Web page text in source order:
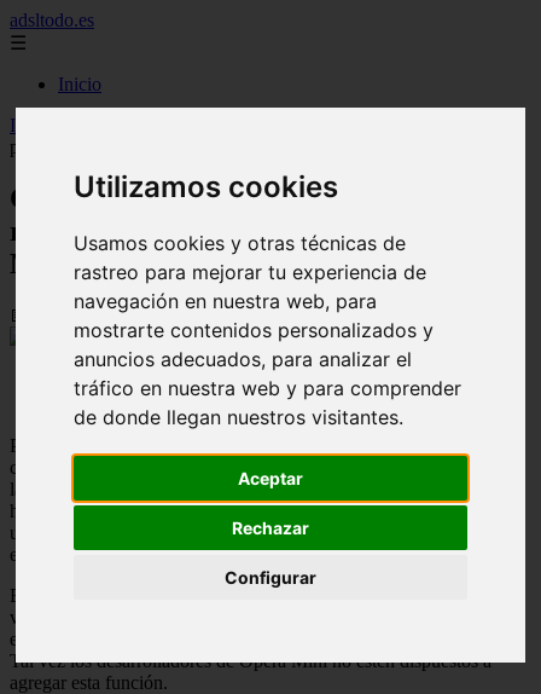
Utilizamos cookies
Usamos cookies y otras técnicas de
rastreo para mejorar tu experiencia de
navegación en nuestra web, para
mostrarte contenidos personalizados y
anuncios adecuados, para analizar el
tráfico en nuestra web y para comprender
de donde llegan nuestros visitantes.
Aceptar
Rechazar
Configurar
adsltodo.es
☰
Inicio
Inicio
páginas guardadas en Opera Mini
Cómo hacer una copia de seguridad y
restaurar páginas guardadas en Opera
Mini
📅 28/07/2025
Puede guardar páginas web y su contenido para una lectura sin
conexión más conveniente en Opera mini. Pero cuando desinstalas
la aplicación Opera, todas las páginas guardadas desaparecerán. No
hay forma de que pueda recuperar esas páginas a menos que cree
una copia de seguridad. ¿Cómo? Es exactamente por eso que
estamos aquí hoy para enseñarte este truco.
En caso de que estés pensando que tu cuenta de Opera traerá de
vuelta esas páginas guardadas junto con marcadores, estás
equivocado. Desafortunadamente, solo funciona para marcadores.
Tal vez los desarrolladores de Opera Mini no estén dispuestos a
agregar esta función.